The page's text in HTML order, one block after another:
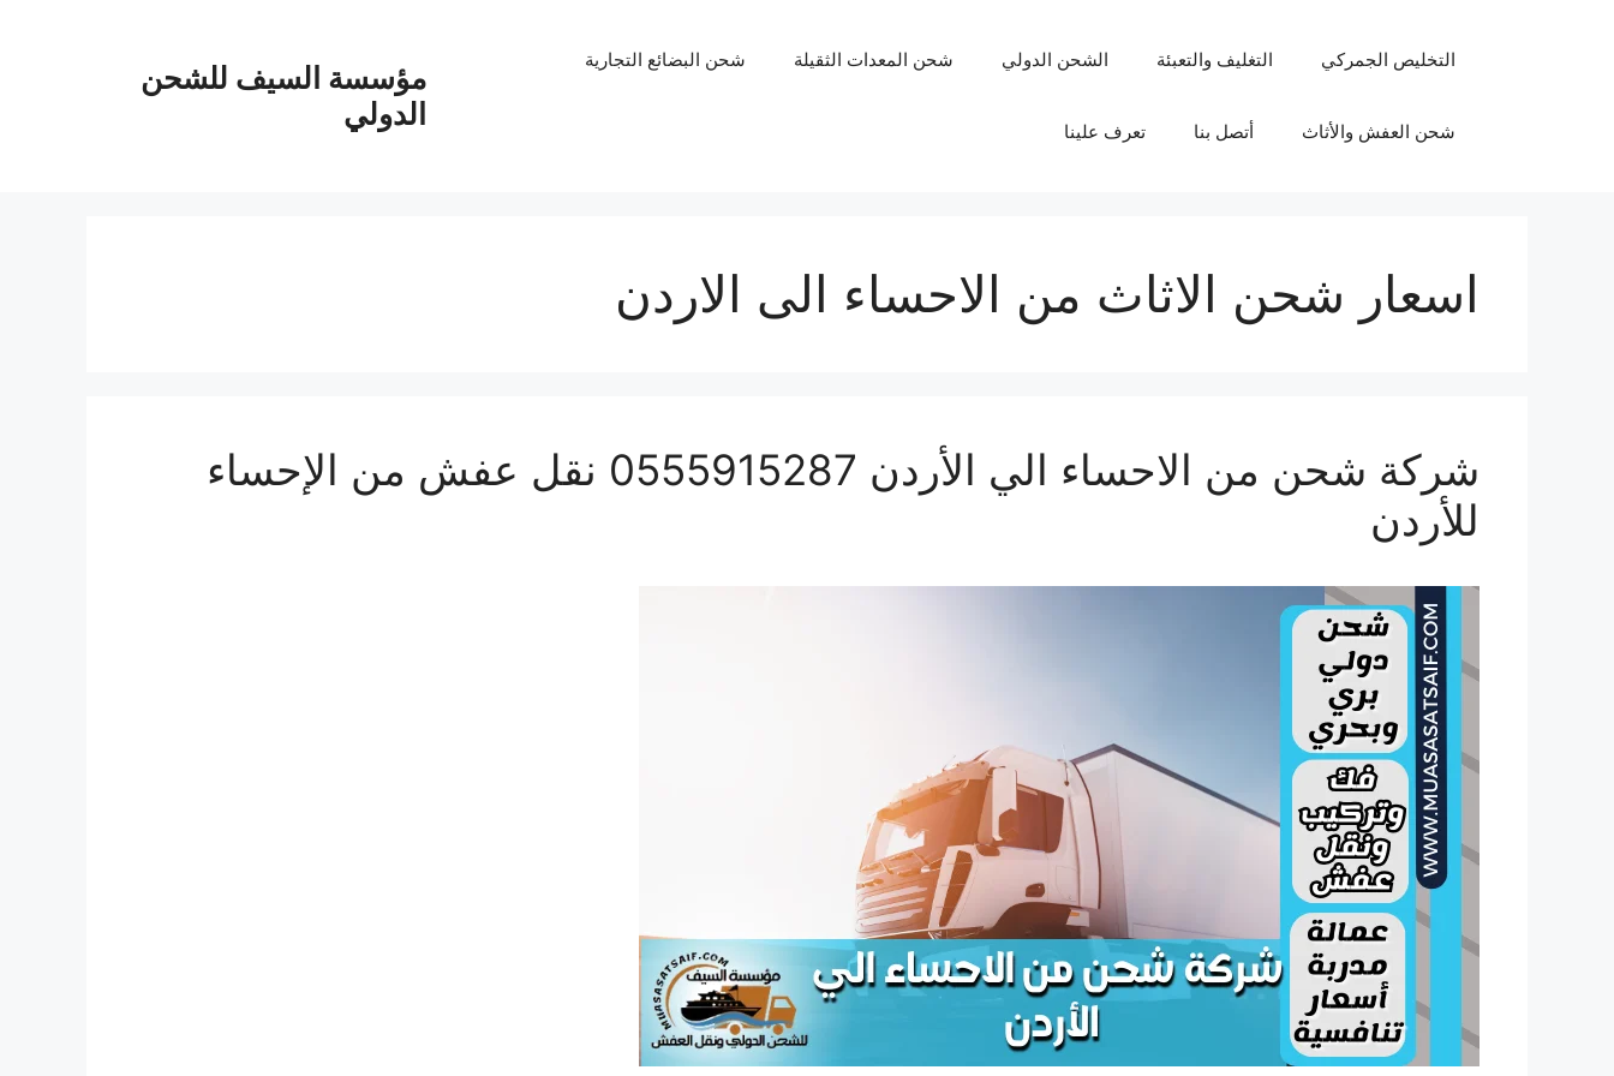
مؤسسة السيف للشحن
الدولي
التخليص الجمركي التغليف والتعبئة الشحن الدولي شحن المعدات الثقيلة شحن البضائع التجارية
شحن العفش والأثاث أتصل بنا تعرف علينا
اسعار شحن الاثاث من الاحساء الى الاردن
شركة شحن من الاحساء الي الأردن 0555915287 نقل عفش من الإحساء
للأردن